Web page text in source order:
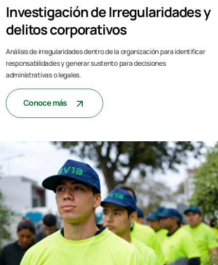
Investigación de Irregularidades y
delitos corporativos
Análisis de irregularidades dentro de la organización para identificar
responsabilidades y generar sustento para decisiones
administrativas o legales.
Conoce más